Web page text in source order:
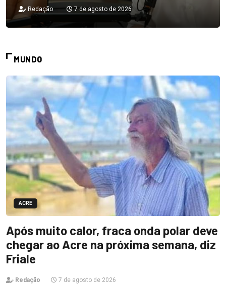
Redação 7 de agosto de 2026
MUNDO
ACRE
Após muito calor, fraca onda polar deve
chegar ao Acre na próxima semana, diz
Friale
Redação 7 de agosto de 2026